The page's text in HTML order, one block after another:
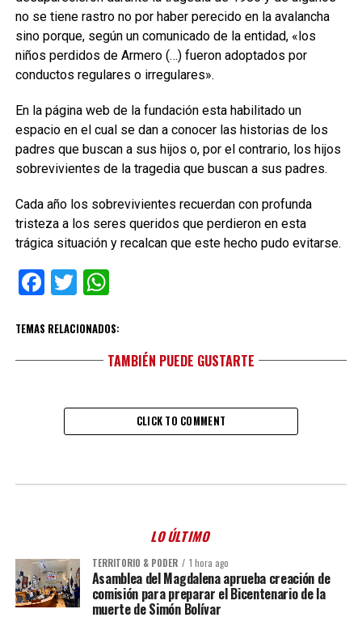
no se tiene rastro no por haber perecido en la avalancha
sino porque, según un comunicado de la entidad, «los
niños perdidos de Armero (…) fueron adoptados por
conductos regulares o irregulares».
En la página web de la fundación esta habilitado un
espacio en el cual se dan a conocer las historias de los
padres que buscan a sus hijos o, por el contrario, los hijos
sobrevivientes de la tragedia que buscan a sus padres.
Cada año los sobrevivientes recuerdan con profunda
tristeza a los seres queridos que perdieron en esta
trágica situación y recalcan que este hecho pudo evitarse.
Facebook
TwitterWhatsApp
TEMAS RELACIONADOS:
TAMBIÉN PUEDE GUSTARTE
CLICK TO COMMENT
LO ÚLTIMO
TERRITORIO & PODER 1 hora ago
Asamblea del Magdalena aprueba creación de
comisión para preparar el Bicentenario de la
muerte de Simón Bolívar